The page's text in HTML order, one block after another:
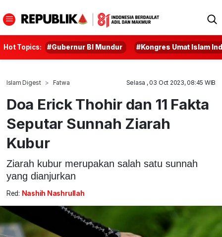
Hot Topics: #Gubernur BI Mundur #Kongres Umat Islam
Islam Digest Fatwa Selasa , 03 Oct 2023, 08:45 WIB
Doa Erick Thohir dan 11 Fakta
Seputar Sunnah Ziarah
Kubur
Ziarah kubur merupakan salah satu sunnah
yang dianjurkan
Red: Nashih Nashrullah